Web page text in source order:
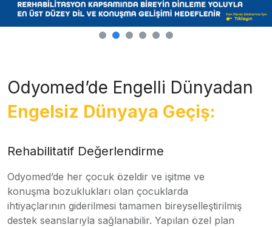
Odyomed’de Engelli Dünyadan
Engelsiz Dünyaya Geçiş:
Rehabilitatif Değerlendirme
Odyomed’de her çocuk özeldir ve işitme ve
konuşma bozuklukları olan çocuklarda
ihtiyaçlarının giderilmesi tamamen bireyselleştirilmiş
destek seanslarıyla sağlanabilir. Yapılan özel plan